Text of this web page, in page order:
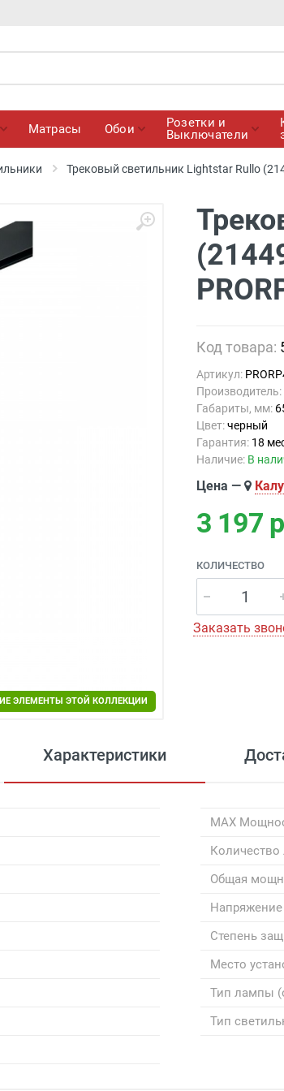
Матрасы Обои
Розетки и
Выключатели
Трековый светильник Lightstar Rullo
ЭЛЕМЕНТЫ ЭТОЙ КОЛЛЕКЦИИ
Код товара:
Артикул:
Производитель:
Габариты, мм:
Цвет:черный
Гарантия: 18
Наличие: В
Цена —
3 197
КОЛИЧЕСТВО
Заказать
Характеристики
MAX
Количество
Общая
Напряжение
Степень
Место
Тип лампы
Тип